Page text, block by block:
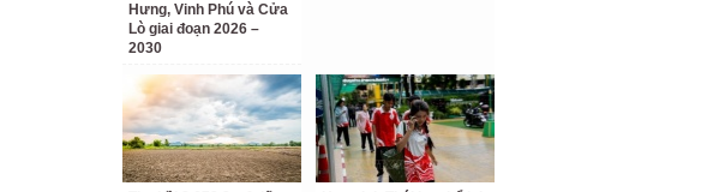
Hưng, Vinh Phú và Cửa
Lò giai đoạn 2026 –
2030